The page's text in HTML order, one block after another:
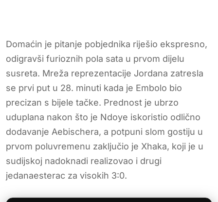
Domaćin je pitanje pobjednika riješio ekspresno,
odigravši furioznih pola sata u prvom dijelu
susreta. Mreža reprezentacije Jordana zatresla
se prvi put u 28. minuti kada je Embolo bio
precizan s bijele tačke. Prednost je ubrzo
uduplana nakon što je Ndoye iskoristio odlično
dodavanje Aebischera, a potpuni slom gostiju u
prvom poluvremenu zaključio je Xhaka, koji je u
sudijskoj nadoknadi realizovao i drugi
jedanaesterac za visokih 3:0.